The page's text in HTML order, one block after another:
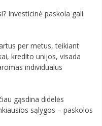
Investicinė paskola gali
per metus, teikiant
kredito unijos, visada
individualus
gąsdina didelės
sąlygos – paskolos